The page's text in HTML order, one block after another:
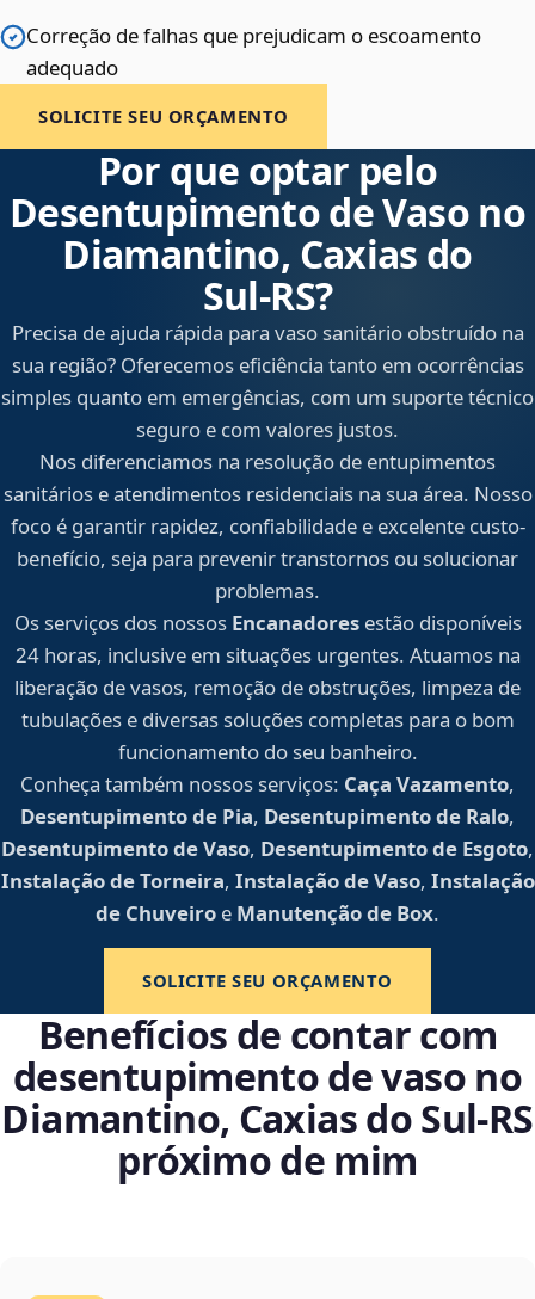
Correção de falhas que prejudicam o escoamento
adequado
SOLICITE SEU ORÇAMENTO
Por que optar pelo
Desentupimento de Vaso no
Diamantino, Caxias do
Sul‑RS?
Precisa de ajuda rápida para vaso sanitário obstruído na
sua região? Oferecemos eficiência tanto em ocorrências
simples quanto em emergências, com um suporte técnico
seguro e com valores justos.
Nos diferenciamos na resolução de entupimentos
sanitários e atendimentos residenciais na sua área. Nosso
foco é garantir rapidez, confiabilidade e excelente custo-
benefício, seja para prevenir transtornos ou solucionar
problemas.
Os serviços dos nossos Encanadoresestão disponíveis
24 horas, inclusive em situações urgentes. Atuamos na
liberação de vasos, remoção de obstruções, limpeza de
tubulações e diversas soluções completas para o bom
funcionamento do seu banheiro.
Conheça também nossos serviços: Caça Vazamento,
Desentupimento de Pia, Desentupimento de Ralo,
Desentupimento de Vaso, Desentupimento de Esgoto,
Instalação de Torneira, Instalação de Vaso, Instalação
de Chuveiro e Manutenção de Box.
SOLICITE SEU ORÇAMENTO
Benefícios de contar com
desentupimento de vaso no
Diamantino, Caxias do Sul‑RS
próximo de mim